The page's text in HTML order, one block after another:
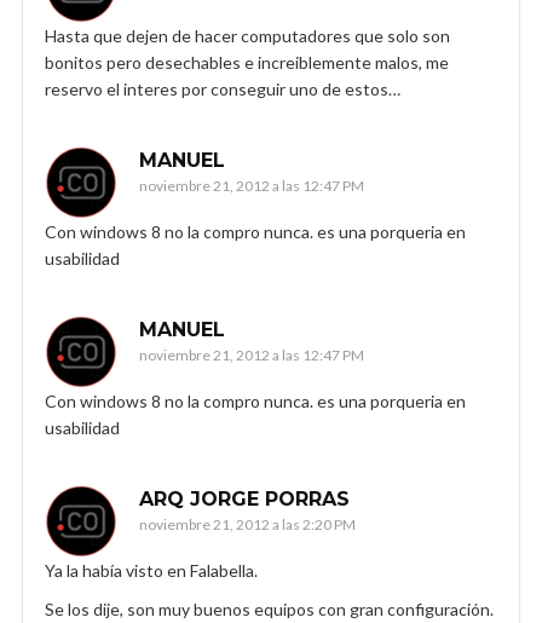
Hasta que dejen de hacer computadores que solo son
bonitos pero desechables e increiblemente malos, me
reservo el interes por conseguir uno de estos…
MANUEL
noviembre 21, 2012 a las 12:47 PM
Con windows 8 no la compro nunca. es una porqueria en
usabilidad
MANUEL
noviembre 21, 2012 a las 12:47 PM
Con windows 8 no la compro nunca. es una porqueria en
usabilidad
ARQ JORGE PORRAS
noviembre 21, 2012 a las 2:20 PM
Ya la había visto en Falabella.
Se los dije, son muy buenos equipos con gran configuración.